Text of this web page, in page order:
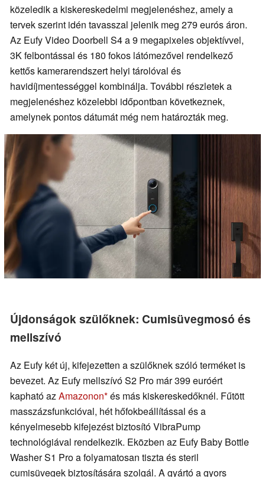
közeledik a kiskereskedelmi megjelenéshez, amely a
tervek szerint idén tavasszal jelenik meg 279 eurós áron.
Az Eufy Video Doorbell S4 a 9 megapixeles objektívvel,
3K felbontással és 180 fokos látómezővel rendelkező
kettős kamerarendszert helyi tárolóval és
havidíjmentességgel kombinálja. További részletek a
megjelenéshez közelebbi időpontban következnek,
amelynek pontos dátumát még nem határozták meg.
Újdonságok szülőknek: Cumisüvegmosó és
mellszívó
Az Eufy két új, kifejezetten a szülőknek szóló terméket is
bevezet. Az Eufy mellszívó S2 Pro már 399 euróért
kapható azAmazonon és más kiskereskedőknél. Fűtött
masszázsfunkcióval, hét hőfokbeállítással és a
kényelmesebb kifejezést biztosító VibraPump
technológiával rendelkezik. Eközben az Eufy Baby Bottle
Washer S1 Pro a folyamatosan tiszta és steril
cumisüvegek biztosítására szolgál. A gyártó a gyors